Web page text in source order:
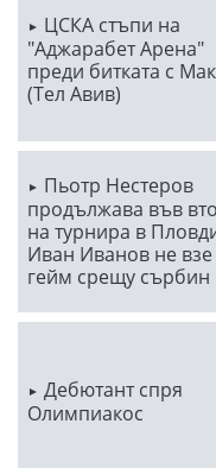
ЦСКА стъпи на
"Аджарабет Арена"
преди битката с
(Тел Авив)
Пьотр Нестеров
продължава във
на турнира в
Иван Иванов не взе
гейм срещу сърбин
Дебютант спря
Олимпиакос